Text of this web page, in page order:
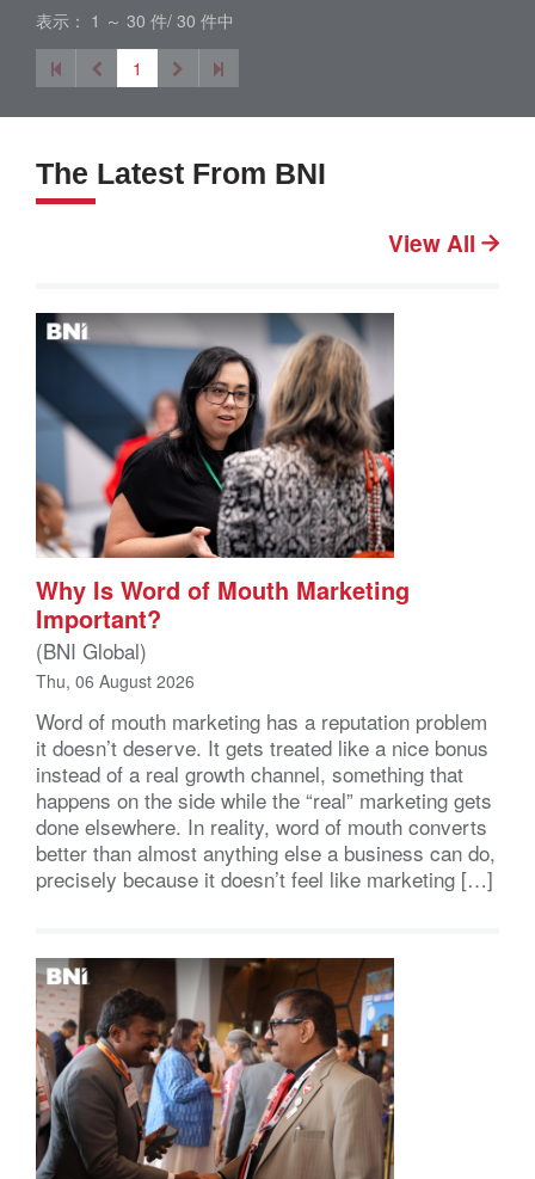
表示： 1 ～ 30 件/ 30 件中
1
The Latest From BNI
View All
Why Is Word of Mouth Marketing
Important?
(BNI Global)
Thu, 06 August 2026
Word of mouth marketing has a reputation problem
it doesn’t deserve. It gets treated like a nice bonus
instead of a real growth channel, something that
happens on the side while the “real” marketing gets
done elsewhere. In reality, word of mouth converts
better than almost anything else a business can do,
precisely because it doesn’t feel like marketing […]